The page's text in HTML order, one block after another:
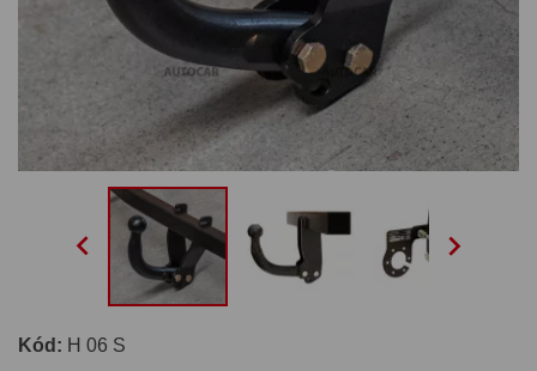
 
Kód: H 06 S